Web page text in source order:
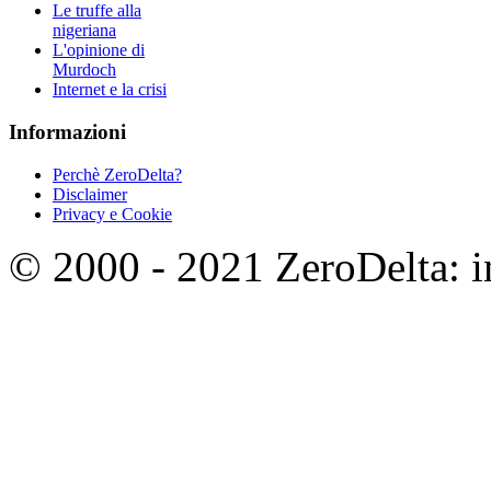
Le truffe alla
nigeriana
L'opinione di
Murdoch
Internet e la crisi
Informazioni
Perchè ZeroDelta?
Disclaimer
Privacy e Cookie
© 2000 - 2021 ZeroDelta: